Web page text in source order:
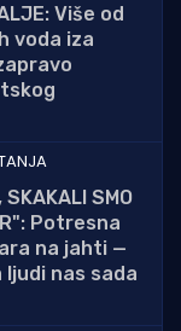
Više od
voda iza
SKAKALI SMO
Potresna
na jahti —
ljudi nas sada